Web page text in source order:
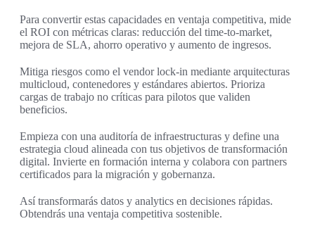
Para convertir estas capacidades en ventaja competitiva, mide
el ROI con métricas claras: reducción del time-to-market,
mejora de SLA, ahorro operativo y aumento de ingresos.
Mitiga riesgos como el vendor lock-in mediante arquitecturas
multicloud, contenedores y estándares abiertos. Prioriza
cargas de trabajo no críticas para pilotos que validen
beneficios.
Empieza con una auditoría de infraestructuras y define una
estrategia cloud alineada con tus objetivos de transformación
digital. Invierte en formación interna y colabora con partners
certificados para la migración y gobernanza.
Así transformarás datos y analytics en decisiones rápidas.
Obtendrás una ventaja competitiva sostenible.